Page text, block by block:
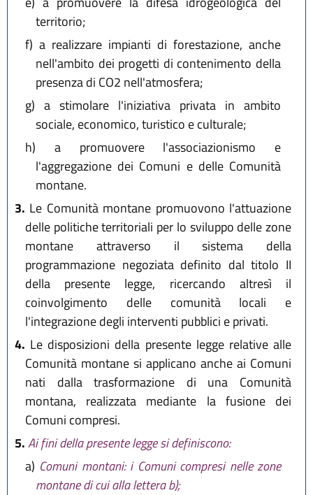
territorio;
f) a realizzare impianti di forestazione, anche
nell'ambito dei progetti di contenimento della
presenza di CO2 nell'atmosfera;
g) a stimolare l'iniziativa privata in ambito
sociale, economico, turistico e culturale;
h) a promuovere l'associazionismo e
l'aggregazione dei Comuni e delle Comunità
montane.
3. Le Comunità montane promuovono l'attuazione
delle politiche territoriali per lo sviluppo delle zone
montane attraverso il sistema della
programmazione negoziata definito dal titolo II
della presente legge, ricercando altresì il
coinvolgimento delle comunità locali e
l'integrazione degli interventi pubblici e privati.
4. Le disposizioni della presente legge relative alle
Comunità montane si applicano anche ai Comuni
nati dalla trasformazione di una Comunità
montana, realizzata mediante la fusione dei
Comuni compresi.
5.Ai fini della presente legge si definiscono:
a) Comuni montani: i Comuni compresi nelle zone
montane di cui alla lettera b);